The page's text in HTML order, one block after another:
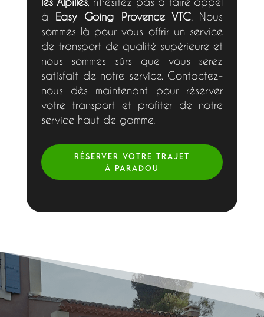
à Easy Going Provence VTC. Nous
sommes là pour vous offrir un service
de transport de qualité supérieure et
nous sommes sûrs que vous serez
satisfait de notre service. Contactez-
nous dès maintenant pour réserver
votre transport et profiter de notre
service haut de gamme.
RÉSERVER VOTRE TRAJET
À PARADOU